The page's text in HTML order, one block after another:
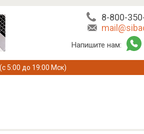
8-800-
Напишите нам:
5:00 до 19:00 Мск)